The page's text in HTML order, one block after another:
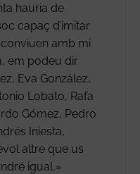
hauria de
capaç d’imitar
amb mi
em podeu dir
Eva González,
Lobato, Rafa
Gómez, Pedro
Iniesta,
altre que us
igual.»